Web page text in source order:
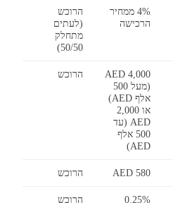
4% ממחיר
הרכישה
הרוכש
(לעתים
מתחלק
50/50)
4,000 AED
(מעל 500
אלף AED)
או 2,000
AED (עד
500 אלף
AED)
הרוכש
580 AED הרוכש
0.25%
הרוכש